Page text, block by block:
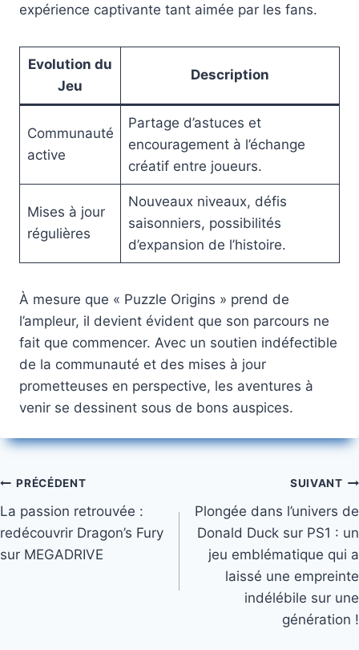
expérience captivante tant aimée par les fans.
Evolution du
Jeu
Description
Communauté
active
Partage d’astuces et
encouragement à l’échange
créatif entre joueurs.
Mises à jour
régulières
Nouveaux niveaux, défis
saisonniers, possibilités
d’expansion de l’histoire.
À mesure que « Puzzle Origins » prend de
l’ampleur, il devient évident que son parcours ne
fait que commencer. Avec un soutien indéfectible
de la communauté et des mises à jour
prometteuses en perspective, les aventures à
venir se dessinent sous de bons auspices.
Navigation
de
l’article
PRÉCÉDENT
La passion retrouvée :
redécouvrir Dragon’s Fury
sur MEGADRIVE
SUIVANT
Plongée dans l’univers de
Donald Duck sur PS1 : un
jeu emblématique qui a
laissé une empreinte
indélébile sur une
génération !